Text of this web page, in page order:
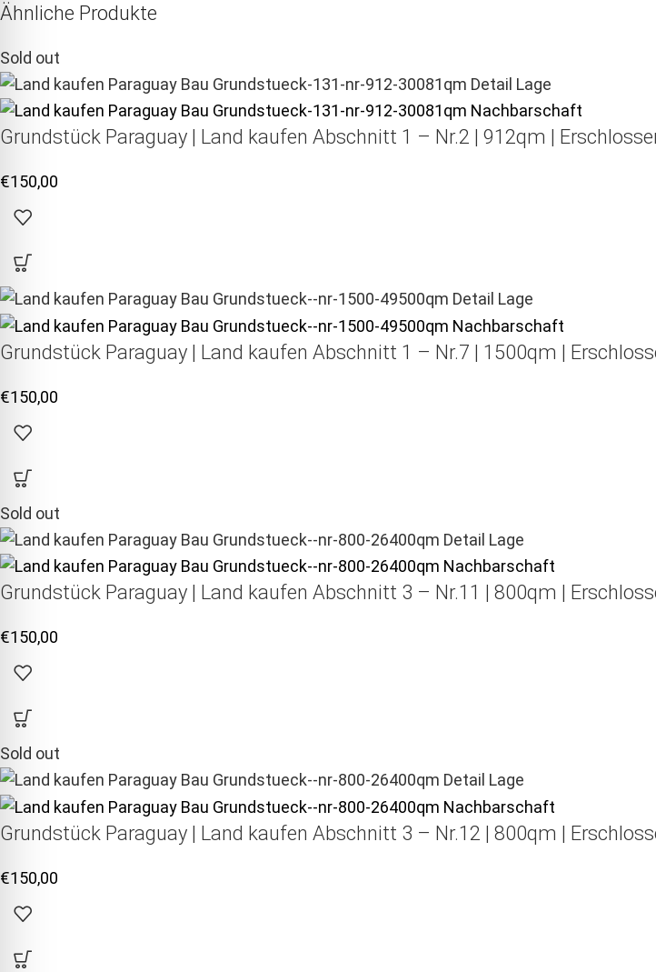
Ähnliche Produkte
Sold out
Grundstück Paraguay | Land kaufen Abschnitt 1 – Nr.2 | 912qm |
€150,00
Grundstück Paraguay | Land kaufen Abschnitt 1 – Nr.7 | 1500qm |
€150,00
Sold out
Grundstück Paraguay | Land kaufen Abschnitt 3 – Nr.11 | 800qm |
€150,00
Sold out
Grundstück Paraguay | Land kaufen Abschnitt 3 – Nr.12 | 800qm |
€150,00